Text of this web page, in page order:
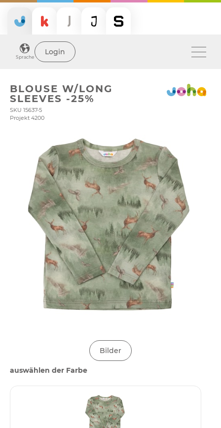
Sprache
Login
BLOUSE W/LONG
SLEEVES -25%
SKU 15637-5
Projekt 4200
Bilder
auswählen der Farbe